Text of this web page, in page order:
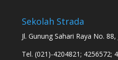
Sekolah Strada
Jl. Gunung Sahari Raya No.
Tel. (021)-4204821; 4256572;